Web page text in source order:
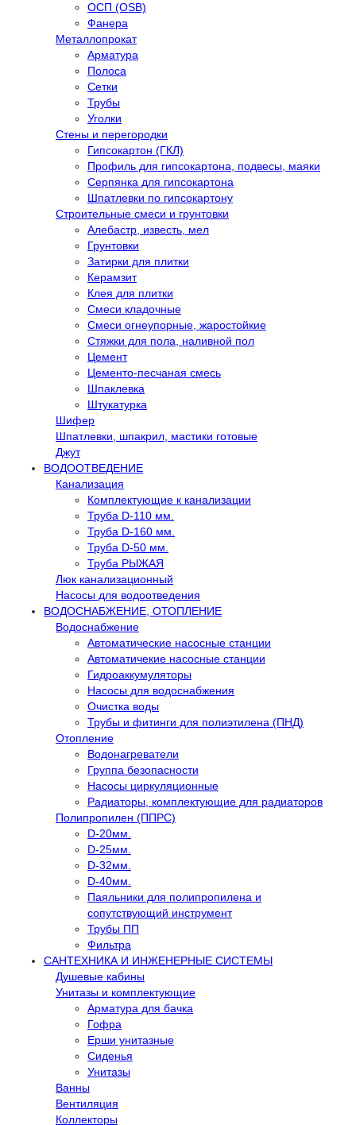
ОСП (OSB)
Фанера
Металлопрокат
Арматура
Полоса
Сетки
Трубы
Уголки
Стены и перегородки
Гипсокартон (ГКЛ)
Профиль для гипсокартона, подвесы, маяки
Серпянка для гипсокартона
Шпатлевки по гипсокартону
Строительные смеси и грунтовки
Алебастр, известь, мел
Грунтовки
Затирки для плитки
Керамзит
Клея для плитки
Смеси кладочные
Смеси огнеупорные, жаростойкие
Стяжки для пола, наливной пол
Цемент
Цементо-песчаная смесь
Шпаклевка
Штукатурка
Шифер
Шпатлевки, шпакрил, мастики готовые
Джут
ВОДООТВЕДЕНИЕ
Канализация
Комплектующие к канализации
Труба D-110 мм.
Труба D-160 мм.
Труба D-50 мм.
Труба РЫЖАЯ
Люк канализационный
Насосы для водоотведения
ВОДОСНАБЖЕНИЕ, ОТОПЛЕНИЕ
Водоснабжение
Автоматичеcкие насосные станции
Автоматичекие насосные станции
Гидроаккумуляторы
Насосы для водоснабжения
Очистка воды
Трубы и фитинги для полиэтилена (ПНД)
Отопление
Водонагреватели
Группа безопасности
Насосы циркуляционные
Радиаторы, комплектующие для радиаторов
Полипропилен (ППРС)
D-20мм.
D-25мм.
D-32мм.
D-40мм.
Паяльники для полипропилена и
сопутствующий инструмент
Трубы ПП
Фильтра
САНТЕХНИКА И ИНЖЕНЕРНЫЕ СИСТЕМЫ
Душевые кабины
Унитазы и комплектующие
Арматура для бачка
Гофра
Ерши унитазные
Сиденья
Унитазы
Ванны
Вентиляция
Коллекторы